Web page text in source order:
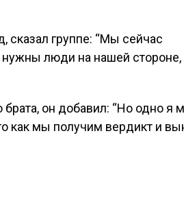
сказал группе: “Мы сейчас
люди на нашей стороне,
он добавил: “Но одно я
как мы получим вердикт и